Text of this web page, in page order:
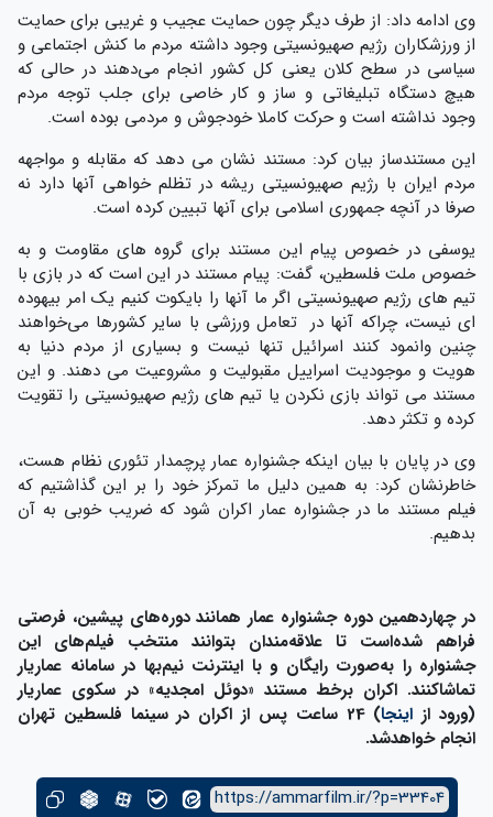
وی ادامه داد: از طرف دیگر چون حمایت عجیب و غریبی برای حمایت
از ورزشکاران رژیم صهیونسیتی وجود داشته مردم ما کنش اجتماعی و
سیاسی در سطح کلان یعنی کل کشور انجام می‌دهند در حالی که
هیچ دستگاه تبلیغاتی و ساز و کار خاصی برای جلب توجه مردم
وجود نداشته است و‌ حرکت کاملا خودجوش و مردمی بوده است.
این مستندساز بیان کرد: مستند نشان می دهد که مقابله و مواجهه
مردم ایران با رژیم صهیونسیتی ریشه در تظلم خواهی آنها دارد نه
صرفا در آنچه جمهوری اسلامی برای آنها تبیین کرده است.
یوسفی در خصوص پیام این مستند برای گروه های مقاومت و به
خصوص ملت فلسطین، گفت: پیام مستند در این است که در بازی با
تیم های رژیم صهیونسیتی اگر ما آنها را بایکوت کنیم یک امر بیهوده
ای نیست، چراکه آنها در تعامل ورزشی با سایر کشورها می‌خواهند
چنین وانمود کنند اسرائیل تنها نیست و بسیاری از مردم دنیا به
هویت و موجودیت اسراییل مقبولیت و مشروعیت می دهند. و این
مستند می تواند بازی نکردن یا تیم های رژیم صهیونسیتی را تقویت
کرده و تکثر دهد.
وی در پایان با بیان اینکه جشنواره عمار پرچمدار تئوری نظام هست،
خاطرنشان کرد: به همین دلیل ما تمرکز خود را بر این گذاشتیم که
فیلم مستند ما در جشنواره عمار اکران شود که ضریب خوبی به آن
بدهیم.
در چهاردهمین دوره جشنواره عمار همانند دوره‌های پیشین، فرصتی
فراهم شده‌است تا علاقه‌مندان بتوانند منتخب فیلم‌های این
جشنواره را به‌صورت رایگان و با اینترنت نیم‌بها در سامانه عماریار
تماشاکنند. اکران برخط مستند «دوئل امجدیه» در سکوی عماریار
(ورود از اینجا
) 24 ساعت پس از اکران در سینما فلسطین تهران
انجام خواهدشد.
https://ammarfilm.ir/?p=33404